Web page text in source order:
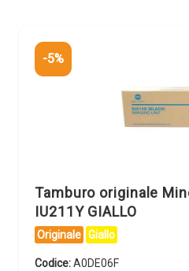
-5%
Tamburo originale
IU211Y GIALLO
Originale Giallo
Codice:A0DE06F